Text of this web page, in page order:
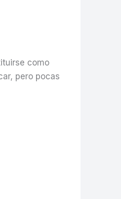
como
pero pocas